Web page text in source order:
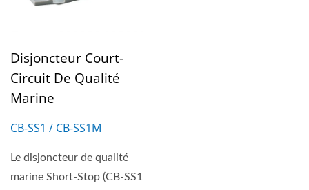
Disjoncteur Court-
Circuit De Qualité
Marine
CB-SS1 / CB-SS1M
Le disjoncteur de qualité
marine Short-Stop (CB-SS1